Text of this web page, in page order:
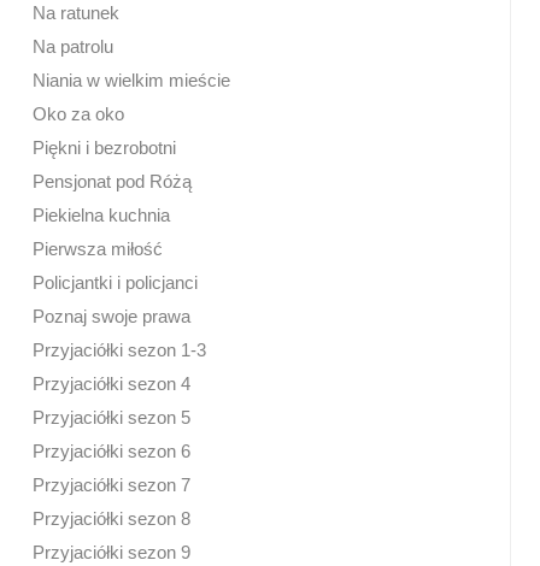
Na ratunek
Na patrolu
Niania w wielkim mieście
Oko za oko
Piękni i bezrobotni
Pensjonat pod Różą
Piekielna kuchnia
Pierwsza miłość
Policjantki i policjanci
Poznaj swoje prawa
Przyjaciółki sezon 1-3
Przyjaciółki sezon 4
Przyjaciółki sezon 5
Przyjaciółki sezon 6
Przyjaciółki sezon 7
Przyjaciółki sezon 8
Przyjaciółki sezon 9